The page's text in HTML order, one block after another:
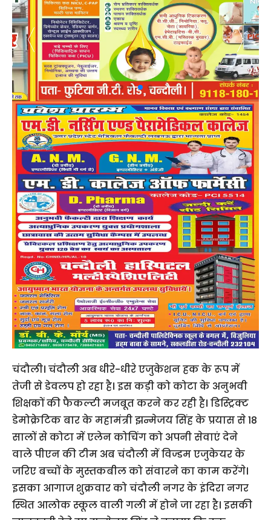
चंदौली। चंदौली अब धीरे-धीरे एजुकेशन हक के रूप में
तेजी से डेवलप हो रहा है। इस कड़ी को कोटा के अनुभवी
शिक्षकों की फैकल्टी मजबूत करने कर रही है। डिस्ट्रिक्ट
डेमोक्रेटिक बार के महामंत्री झन्मेजय सिंह के प्रयास से 18
सालों से कोटा में एलेन कोचिंग को अपनी सेवाएं देने
वाले पीएन की टीम अब चंदौली में विज्डम एजुकेयर के
जरिए बच्चों के मुस्तकबील को संवारने का काम करेंगे।
इसका आगाज शुक्रवार को चंदौली नगर के इंदिरा नगर
स्थित आलोक स्कूल वाली गली में होने जा रहा है। इसकी